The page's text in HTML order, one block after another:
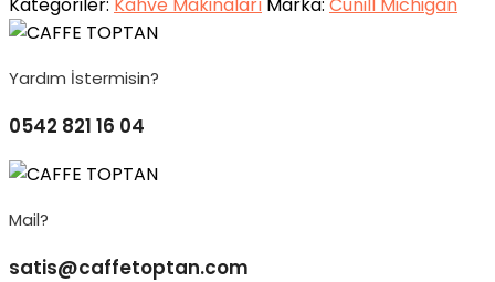
Yardım İstermisin?
0542 821 16 04
Mail?
satis@caffetoptan.com